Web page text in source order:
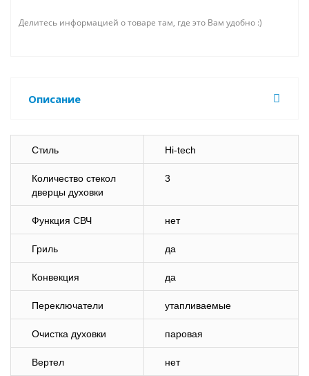
Делитесь информацией о товаре там, где это Вам удобно :)
Описание
Стиль Hi-tech
Количество стекол
дверцы духовки
3
Функция СВЧ нет
Гриль да
Конвекция да
Переключатели утапливаемые
Очистка духовки паровая
Вертел нет